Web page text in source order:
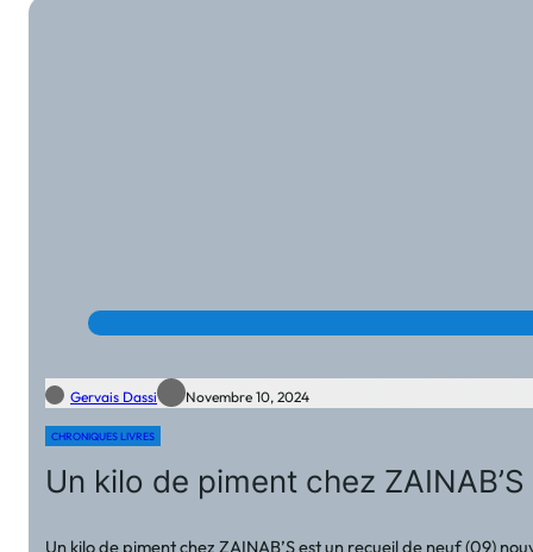
Gervais Dassi Novembre 10, 2024
CHRONIQUES LIVRES
Un kilo de piment chez
Un kilo de piment chez ZAINAB’S est un recueil de neuf (09)